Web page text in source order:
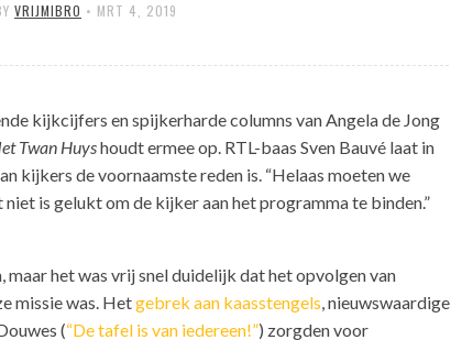
VRIJMIBRO • MRT 4, 2019
kijkcijfers en spijkerharde columns van Angela de Jong
Twan Huyshoudt ermee op. RTL-baas Sven Bauvé laat in
kijkers de voornaamste reden is. “Helaas moeten we
is gelukt om de kijker aan het programma te binden.”
maar het was vrij snel duidelijk dat het opvolgen van
missie was. Hetgebrek aan kaasstengels, nieuwswaardige
(“De tafel is van iedereen!”) zorgden voor